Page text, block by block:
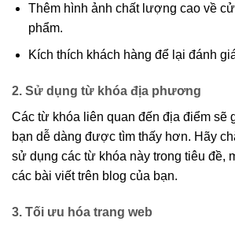
Thêm hình ảnh chất lượng cao về
phẩm.
Kích thích khách hàng để lại đánh
2. Sử dụng từ khóa địa phương
Các từ khóa liên quan đến địa điểm sẽ
bạn dễ dàng được tìm thấy hơn. Hãy
sử dụng các từ khóa này trong tiêu đề,
các bài viết trên blog của bạn.
3. Tối ưu hóa trang web